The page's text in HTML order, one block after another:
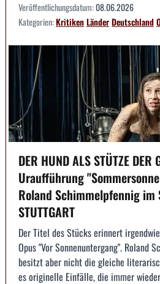
Veröffentlichungsdatum:08.06.2026
Kategorien:KritikenLänderDeutschland
DER HUND ALS STÜTZE DER
Uraufführung
Roland Schimmelpfennig im
STUTTGART
Der Titel des Stücks erinnert
Opus "Vor Sonnenuntergang". Roland
besitzt aber nicht die gleiche
es originelle Einfälle, die immer